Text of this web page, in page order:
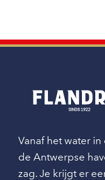
Vanaf het water
de Antwerpse
zag. Je krijgt er